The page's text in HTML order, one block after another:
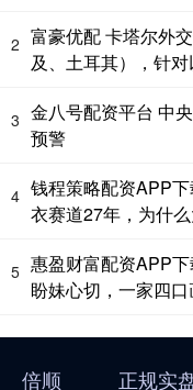
2 富豪优配 卡塔尔外
及、土耳其），针
3 金八号配资平台 中
预警
4 钱程策略配资APP
衣赛道27年，为什
5 惠盈财富配资APP
盼妹心切，一家四
倍顺 正规实